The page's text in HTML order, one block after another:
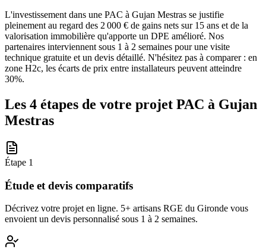
L'investissement dans une PAC à Gujan Mestras se justifie
pleinement au regard des 2 000 € de gains nets sur 15 ans et de la
valorisation immobilière qu'apporte un DPE amélioré. Nos
partenaires interviennent sous 1 à 2 semaines pour une visite
technique gratuite et un devis détaillé. N'hésitez pas à comparer : en
zone H2c, les écarts de prix entre installateurs peuvent atteindre
30%.
Les 4 étapes de votre projet PAC à Gujan
Mestras
Étape 1
Étude et devis comparatifs
Décrivez votre projet en ligne. 5+ artisans RGE du Gironde vous
envoient un devis personnalisé sous 1 à 2 semaines.